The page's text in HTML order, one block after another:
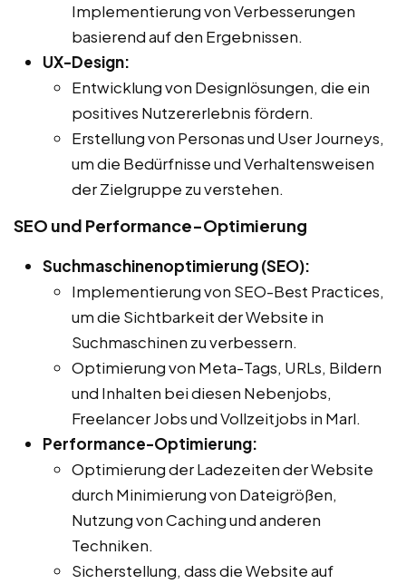
Implementierung von Verbesserungen
basierend auf den Ergebnissen.
UX-Design:
Entwicklung von Designlösungen, die ein
positives Nutzererlebnis fördern.
Erstellung von Personas und User Journeys,
um die Bedürfnisse und Verhaltensweisen
der Zielgruppe zu verstehen.
SEO und Performance-Optimierung
Suchmaschinenoptimierung (SEO):
Implementierung von SEO-Best Practices,
um die Sichtbarkeit der Website in
Suchmaschinen zu verbessern.
Optimierung von Meta-Tags, URLs, Bildern
und Inhalten bei diesen Nebenjobs,
Freelancer Jobs und Vollzeitjobs in Marl.
Performance-Optimierung:
Optimierung der Ladezeiten der Website
durch Minimierung von Dateigrößen,
Nutzung von Caching und anderen
Techniken.
Sicherstellung, dass die Website auf